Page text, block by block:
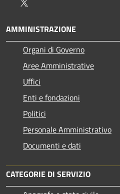
AMMINISTRAZIONE
Organi di Governo
Aree Amministrative
Uffici
Enti e fondazioni
Politici
Personale Amministrativo
Documenti e dati
CATEGORIE DI SERVIZIO